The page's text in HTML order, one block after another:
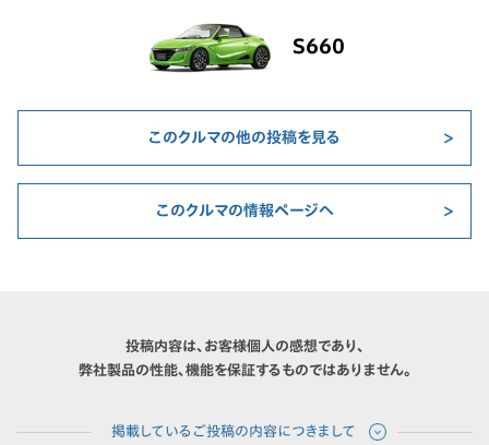
S660
このクルマの他の投稿を見る
このクルマの情報ページへ
投稿内容は、お客様個人の感想であり、
弊社製品の性能、機能を保証するものではありません。